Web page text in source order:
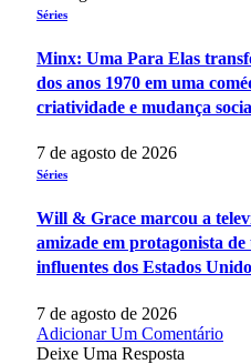
Séries
Minx: Uma Para Elas
dos anos 1970 em uma
criatividade e mudança
7 de agosto de 2026
Séries
Will & Grace marcou a
amizade em protagonista de
influentes dos Estados
7 de agosto de 2026
Adicionar Um Comentário
Deixe Uma Resposta